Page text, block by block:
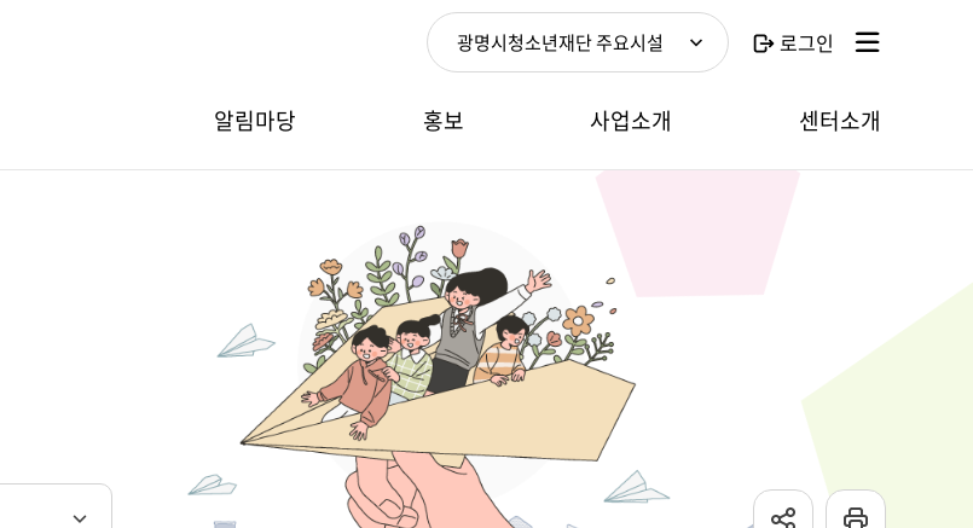
알림마당 홍보 사업소개 센터소개
광명시청소년재단 주요시설 로그인